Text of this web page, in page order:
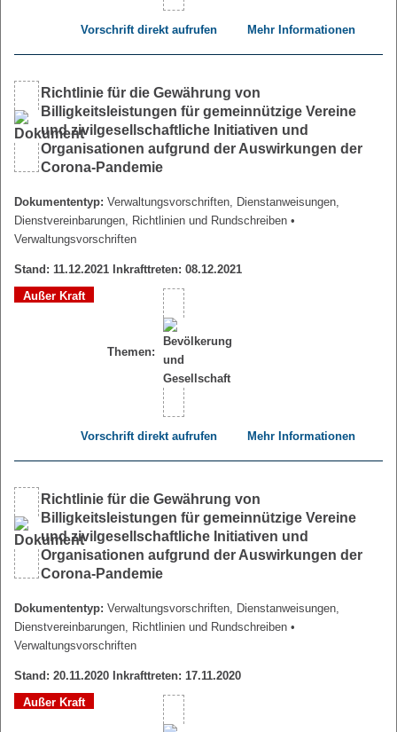
Vorschrift direkt aufrufen Mehr Informationen
Richtlinie für die Gewährung von
Billigkeitsleistungen für gemeinnützige Vereine
und zivilgesellschaftliche Initiativen und
Organisationen aufgrund der Auswirkungen der
Corona-Pandemie
Dokumententyp: Verwaltungsvorschriften, Dienstanweisungen,
Dienstvereinbarungen, Richtlinien und Rundschreiben •
Verwaltungsvorschriften
Stand: 11.12.2021 Inkrafttreten: 08.12.2021
Außer Kraft
Themen:
Vorschrift direkt aufrufen Mehr Informationen
Richtlinie für die Gewährung von
Billigkeitsleistungen für gemeinnützige Vereine
und zivilgesellschaftliche Initiativen und
Organisationen aufgrund der Auswirkungen der
Corona-Pandemie
Dokumententyp: Verwaltungsvorschriften, Dienstanweisungen,
Dienstvereinbarungen, Richtlinien und Rundschreiben •
Verwaltungsvorschriften
Stand: 20.11.2020 Inkrafttreten: 17.11.2020
Außer Kraft